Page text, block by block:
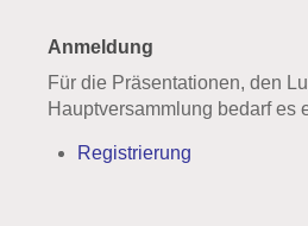
Anmeldung
Für die Präsentationen, den
Hauptversammlung bedarf es
Registrierung